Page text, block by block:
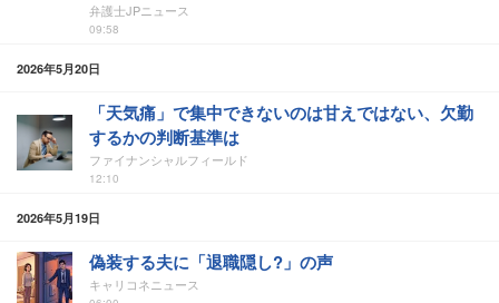
弁護士JPニュース
09:58
2026年5月20日
「天気痛」で集中できないのは甘えではない、欠勤
するかの判断基準は
ファイナンシャルフィールド
12:10
2026年5月19日
偽装する夫に「退職隠し?」の声
キャリコネニュース